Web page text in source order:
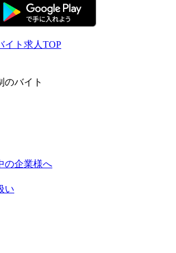
イト求人TOP
のバイト
の企業様へ
い